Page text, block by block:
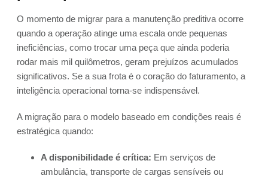
O momento de migrar para a manutenção preditiva ocorre
quando a operação atinge uma escala onde pequenas
ineficiências, como trocar uma peça que ainda poderia
rodar mais mil quilômetros, geram prejuízos acumulados
significativos. Se a sua frota é o coração do faturamento, a
inteligência operacional torna-se indispensável.
A migração para o modelo baseado em condições reais é
estratégica quando:
A disponibilidade é crítica: Em serviços de
ambulância, transporte de cargas sensíveis ou